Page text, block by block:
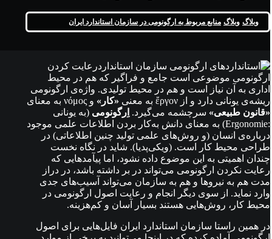
وبلاگ وبلاگ منابع مربوط به ارگونومی در سازمان استاندارد ایران
رعایت کردن
ارگونومی موضوعی است جامع و فراگیر که هم در محیط
اداری به آن نیاز است و هم در محیط تولیدی. واژه‌ی ارگونومی
ریشه‌ی یونانی دارد و از ἔργον به معنی
«کار» و νόμος به معنای
«قانون طبیعی» سرچشمه می‌گیرد. اِرگونومی (به یونانی
:Ergonomie) به معنای دانش به‌کار بردن اطلاعات علمی موجود
درباره‌ی انسان (و روش‌های علمی تولید چنین اطلاعاتی) در
طراحی محیط کار است. (ویکی‌پدیا). شاید در نگاه نخست
چندان اهمیتی به این موضوع داده نشود، اما پیآمدهایی که
رعایت نکردن ارگونومی می‌تواند در بر داشته باشد، در دراز
مدت هم به نیروها و هم به سازمان می‌تواند آسیب‌های جدی
وارد نماید. از سوی دیگر انجام و رعایت اصول ارگونومی در
محیط کار، روش‌هایی هستند بسیار آسان و کم‌هزینه.
در همین راستا سازمان استاندارد ایران فایل‌هایی برای اصول